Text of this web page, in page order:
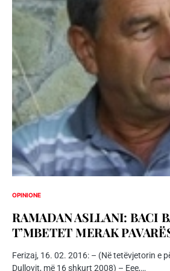
OPINIONE
RAMADAN ASLLANI: BACI
T’MBETET MERAK
Ferizaj, 16. 02. 2016: – (Në tetëvjetorin e
Dullovit, më 16 shkurt 2008) – Eee,…